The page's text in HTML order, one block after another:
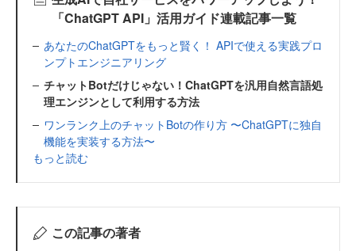
「ChatGPT API」活用ガイド連載記事一覧
あなたのChatGPTをもっと賢く！ APIで使える実践プロ
ンプトエンジニアリング
チャットBotだけじゃない！ChatGPTを汎用自然言語処
理エンジンとして利用する方法
ワンランク上のチャットBotの作り方 〜ChatGPTに独自
機能を実装する方法〜
もっと読む
この記事の著者